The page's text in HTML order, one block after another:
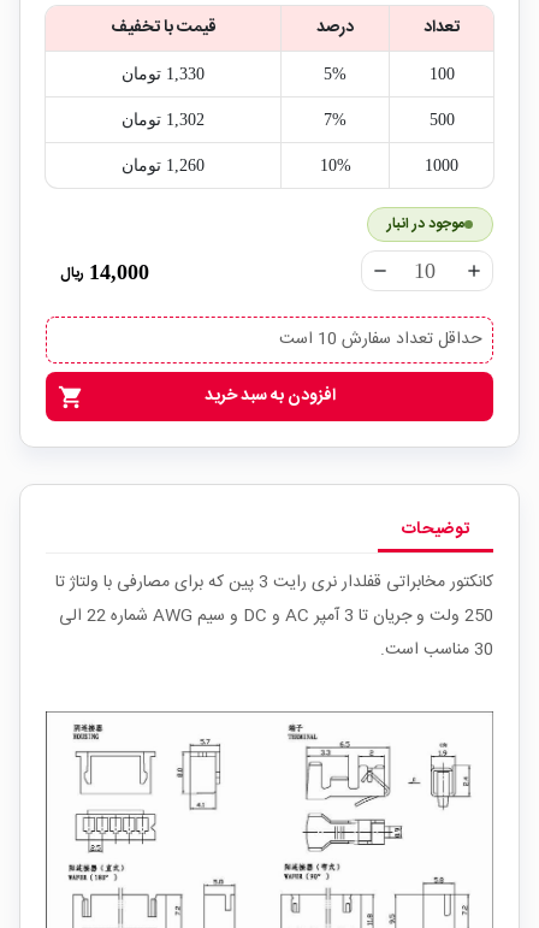
تعداد
درصد قیمت با تخفیف
100
5% 1,330‎ تومان
500
7% 1,302‎ تومان
1000
10% 1,260‎ تومان
موجود در انبار
remove add
14,000 ریال
حداقل تعداد سفارش 10 است
shopping_cart افزودن به سبد خرید
توضیحات
کانکتور مخابراتی قفلدار نری رایت 3 پین که برای مصارفی با ولتاژ تا
250 ولت و جریان تا 3 آمپر AC و DC و سیم AWG شماره 22 الی
30 مناسب است.